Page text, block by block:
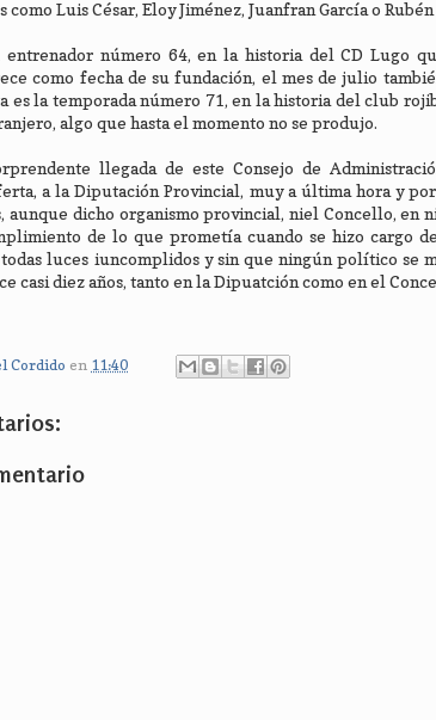
como Luis César, Eloy Jiménez, Juanfran García o
número 64, en la historia del CD Lugo
como fecha de su fundación, el mes de julio
es la temporada número 71, en la historia del club
algo que hasta el momento no se produjo.
llegada de este Consejo de
a la Diputación Provincial, muy a última hora y
aunque dicho organismo provincial, niel Concello,
de lo que prometía cuando se hizo cargo
luces iuncomplidos y sin que ningún político se
casi diez años, tanto en la Dipuatción como en el
Cordido en 11:40